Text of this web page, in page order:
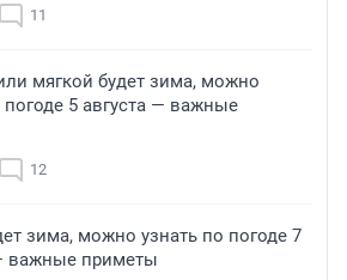
11
мягкой будет зима, можно
погоде 5 августа — важные
12
зима, можно узнать по погоде 7
важные приметы